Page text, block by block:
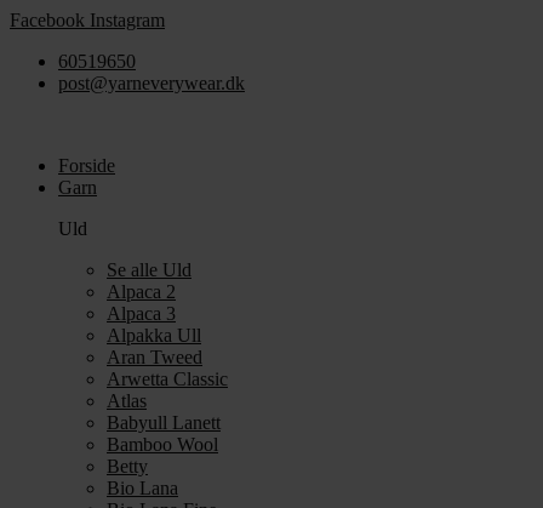
Videre
indhold
Facebook Instagram
60519650
post@yarneverywear.dk
Forside
Garn
Uld
Se alle Uld
Alpaca 2
Alpaca 3
Alpakka Ull
Aran Tweed
Arwetta Classic
Atlas
Babyull Lanett
Bamboo Wool
Betty
Bio Lana